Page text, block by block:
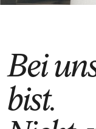
Bei
bist.